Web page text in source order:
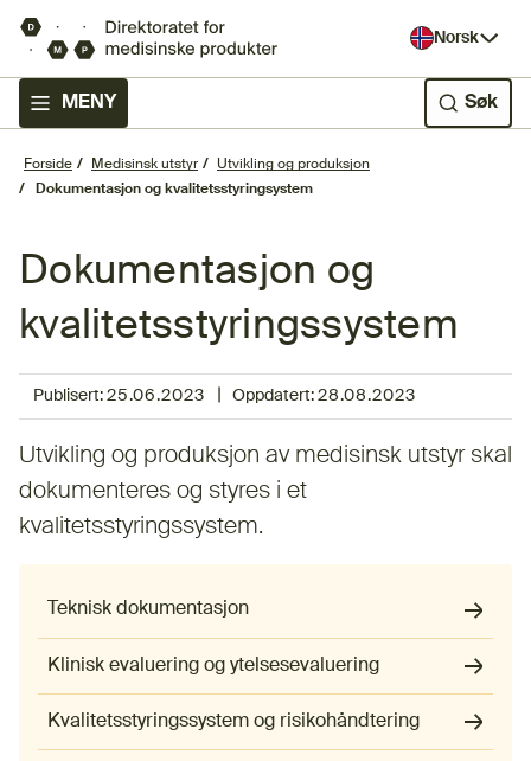
Norsk
MENY Søk
Forside Medisinsk utstyr
Utvikling og produksjon
Dokumentasjon og kvalitetsstyringsystem
Dokumentasjon og
kvalitetsstyringssystem
Publisert: 25.06.2023 Oppdatert:28.08.2023
Utvikling og produksjon av medisinsk utstyr skal
dokumenteres og styres i et
kvalitetsstyringssystem.
Teknisk dokumentasjon
Klinisk evaluering og ytelsesevaluering
Kvalitetsstyringssystem og risikohåndtering